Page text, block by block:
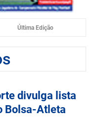
Última Edição
divulga lista
Bolsa-Atleta